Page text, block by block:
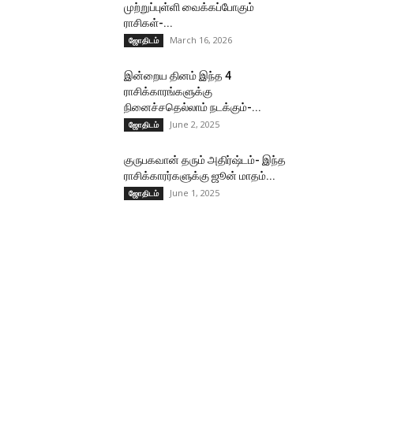
முற்றுப்புள்ளி வைக்கப்போகும்
ராசிகள்-...
ஜோதிடம் March 16, 2026
இன்றைய தினம் இந்த 4
ராசிக்காரங்களுக்கு
நினைச்சதெல்லாம் நடக்கும்-...
ஜோதிடம் June 2, 2025
குருபகவான் தரும் அதிர்ஷ்டம்- இந்த
ராசிக்காரர்களுக்கு ஜூன் மாதம்...
ஜோதிடம் June 1, 2025